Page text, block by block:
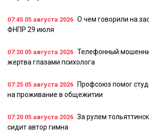
07:45 05 августа 2026 О чем говорили на
ФНПР 29 июля
07:30 05 августа 2026 Телефонный
жертва глазами психолога
07:25 05 августа 2026
Профсоюз помог
на проживание в общежитии
07:20 05 августа 2026 За рулем
сидит автор гимна